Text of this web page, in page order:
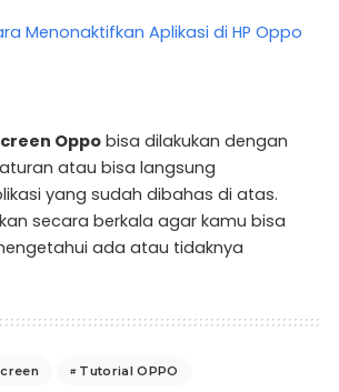
Menonaktifkan Aplikasi di HP Oppo
Oppo bisa dilakukan dengan
atau bisa langsung
yang sudah dibahas di atas.
secara berkala agar kamu bisa
ada atau tidaknya
Tutorial OPPO